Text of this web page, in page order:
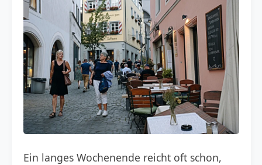
Ein langes Wochenende reicht oft schon,